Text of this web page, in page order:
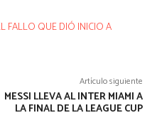
FALLO QUE DIÓ INICIO A
Artículo siguiente
MESSI LLEVA AL INTER MIAMI A
LA FINAL DE LA LEAGUE CUP